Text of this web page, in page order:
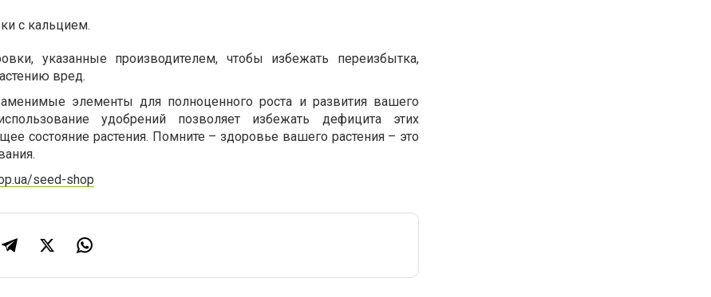
с кальцием.
указанные производителем, чтобы избежать переизбытка,
вред.
элементы для полноценного роста и развития вашего
удобрений позволяет избежать дефицита этих
состояние растения. Помните – здоровье вашего растения – это
seed-shop